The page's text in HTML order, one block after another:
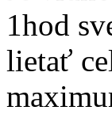
1hod
lietať